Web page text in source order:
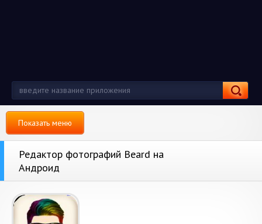
Показать меню
Редактор фотографий Beard на
Андроид